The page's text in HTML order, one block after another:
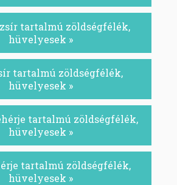
tartalmú zöldségfélék,
hüvelyesek »
tartalmú zöldségfélék,
hüvelyesek »
tartalmú zöldségfélék,
hüvelyesek »
tartalmú zöldségfélék,
hüvelyesek »